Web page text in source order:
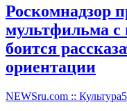
Роскомнадзор
мультфильма c
боится
ориентации
NEWSru.com :: Культура